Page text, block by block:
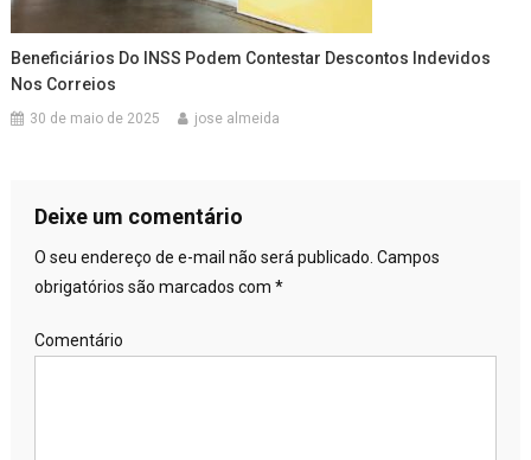
Beneficiários Do INSS Podem Contestar Descontos Indevidos
Nos Correios
30 de maio de 2025 jose almeida
Deixe um comentário
O seu endereço de e-mail não será publicado. Campos
obrigatórios são marcados com *
Comentário